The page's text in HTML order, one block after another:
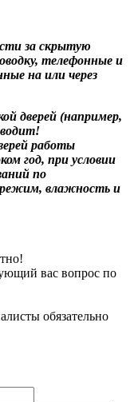
за скрытую
телефонные и
на или через
дверей (например,
работы
год, при условии
по
влажность и
вас вопрос по
обязательно